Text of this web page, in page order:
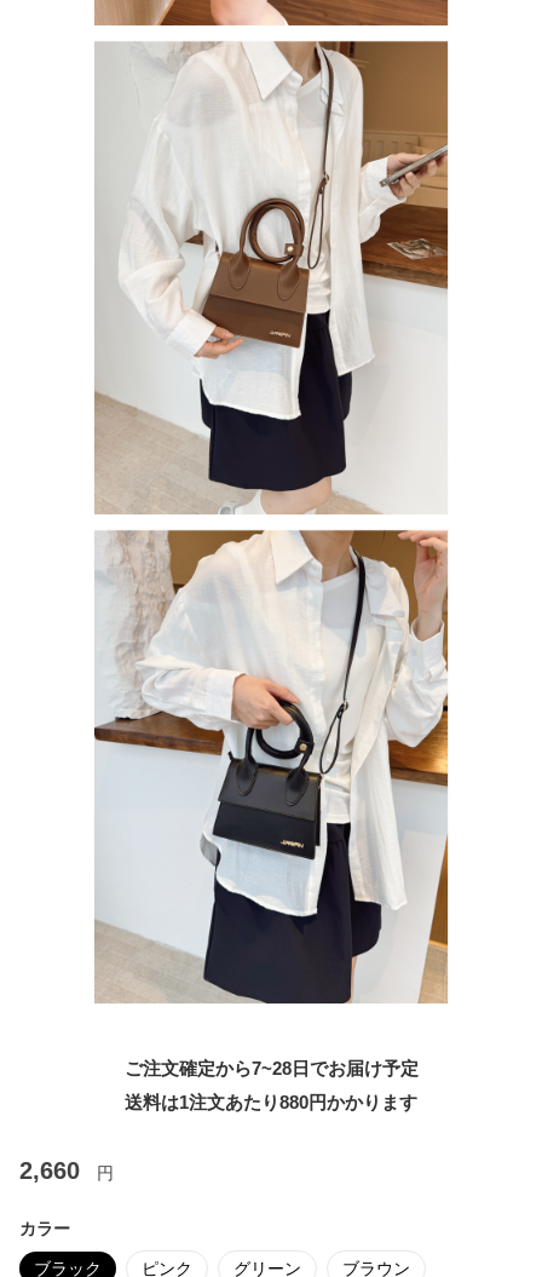
ご注文確定から7~28日でお届け予定
送料は1注文あたり880円かかります
2,660 円
カラー
ブラック ピンク グリーン ブラウン